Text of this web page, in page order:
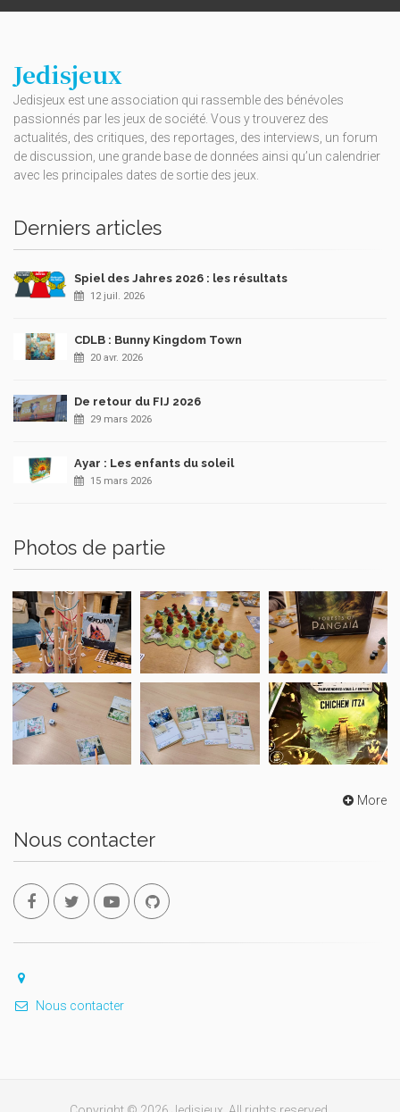
Jedisjeux
Jedisjeux est une association qui rassemble des bénévoles
passionnés par les jeux de société. Vous y trouverez des
actualités, des critiques, des reportages, des interviews, un forum
de discussion, une grande base de données ainsi qu’un calendrier
avec les principales dates de sortie des jeux.
Derniers articles
Spiel des Jahres 2026 : les résultats
12 juil. 2026
CDLB : Bunny Kingdom Town
20 avr. 2026
De retour du FIJ 2026
29 mars 2026
Ayar : Les enfants du soleil
15 mars 2026
Photos de partie
More
Nous contacter
Nous contacter